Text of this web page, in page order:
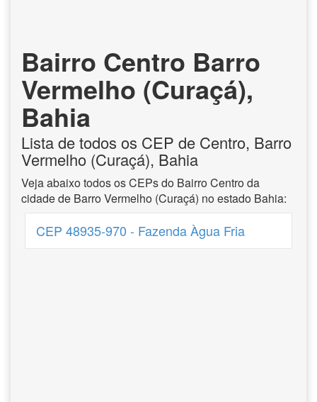
Bairro Centro Barro
Vermelho (Curaçá),
Bahia
Lista de todos os CEP de Centro, Barro
Vermelho (Curaçá), Bahia
Veja abaixo todos os CEPs do Bairro Centro da
cidade de Barro Vermelho (Curaçá) no estado Bahia:
CEP 48935-970 - Fazenda Àgua Fria